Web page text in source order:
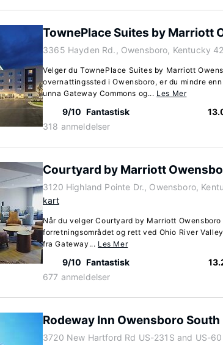
TownePlace Suites by Marriott
3365 Hayden Rd., Owensboro, Kentucky
Velger du TownePlace Suites by Marriott
overnattingssted i Owensboro, er du mindre
unna Gateway Commons og... Les Mer
9/10 Fantastisk
318 anmeldelser
Courtyard by Marriott
3120 Highland Pointe Dr., Owensboro,
kart
Når du velger Courtyard by Marriott
forretningsområdet og rett ved Ohio River
fra Gateway... Les Mer
9/10 Fantastisk
677 anmeldelser
Rodeway Inn Owensboro South
3720 New Hartford Rd US-231S and US-60